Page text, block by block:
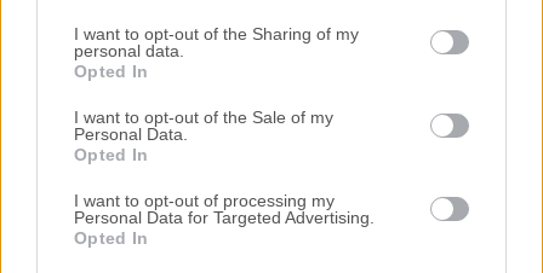
I want to opt-out of the Sharing of my
personal data.
Opted In
I want to opt-out of the Sale of my
Personal Data.
Opted In
I want to opt-out of processing my
Personal Data for Targeted Advertising.
Opted In